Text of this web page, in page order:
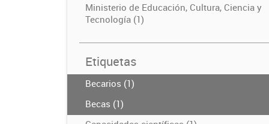
Ministerio de Educación, Cultura, Ciencia y
Tecnología (1)
Etiquetas
Becarios (1)
Becas (1)